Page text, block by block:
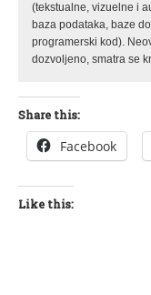
(tekstualne, vizuelne i
baza podataka, baze
programerski kod).
dozvoljeno, smatra se
Share this:
Facebook
Like this: